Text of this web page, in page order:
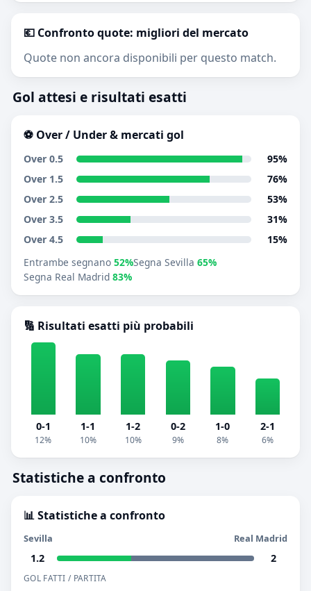
💶 Confronto quote: migliori del mercato
Quote non ancora disponibili per questo match.
Gol attesi e risultati esatti
⚽ Over / Under & mercati gol
Over 0.5
95%
Over 1.5
76%
Over 2.5
53%
Over 3.5
31%
Over 4.5
15%
Entrambe segnano 52%Segna Sevilla 65%
Segna Real Madrid 83%
🔢 Risultati esatti più probabili
0-1
12%
1-1
10%
1-2
10%
0-2
9%
1-0
8%
2-1
6%
Statistiche a confronto
📊 Statistiche a confronto
Sevilla Real Madrid
1.2 2
GOL FATTI / PARTITA